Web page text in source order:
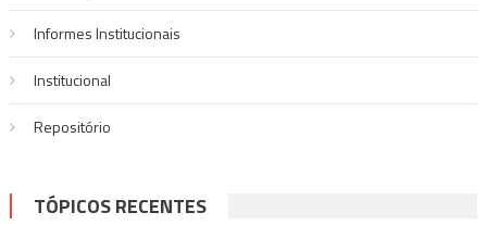
Informes Institucionais
Institucional
Repositório
TÓPICOS RECENTES